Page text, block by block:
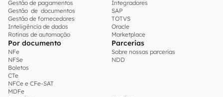
Gestão de pagamentos
Gestão de documentos
Gestão de fornecedores
Inteligência de dados
Rotinas de automação
Integradores
SAP
TOTVS
Oracle
Marketplace
Por documento
NFe
NFSe
Boletos
CTe
NFCe e CFe-SAT
MDFe
Parcerias
Sobre nossas parcerias
NDD